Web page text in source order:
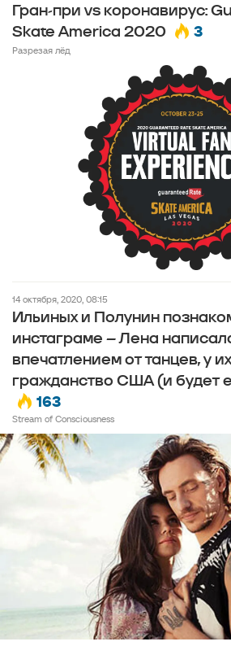
Гран-при vs коронавирус:
Skate America 2020
3
Разрезая лёд
14 октября, 2020, 08:15
Ильиных и Полунин
инстаграме – Лена
впечатлением от танцев, у
гражданство США (и будет
163
Stream of Consciousness